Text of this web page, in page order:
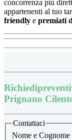
concorrenza più
appartenenti al tuo
friendly e premiati
Richiedi
Prignano
Contattaci
Nome e